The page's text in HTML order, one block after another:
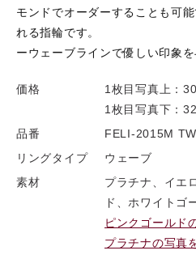
モンドでオーダーすることも可
れる指輪です。
ーウェーブラインで優しい印象
価格 1枚目写真上：
1枚目写真下：
品番
FELI-2015M
リングタイプ
ウェーブ
素材
プラチナ、イエ
ド、ホワイトゴ
ピンクゴールド
プラチナの写真